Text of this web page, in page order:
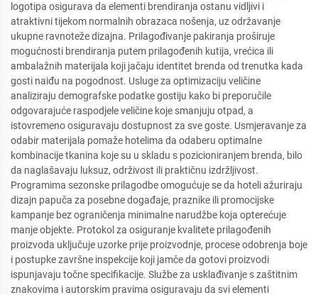
logotipa osigurava da elementi brendiranja ostanu vidljivi i
atraktivni tijekom normalnih obrazaca nošenja, uz održavanje
ukupne ravnoteže dizajna. Prilagođivanje pakiranja proširuje
mogućnosti brendiranja putem prilagođenih kutija, vrećica ili
ambalažnih materijala koji jačaju identitet brenda od trenutka kada
gosti naiđu na pogodnost. Usluge za optimizaciju veličine
analiziraju demografske podatke gostiju kako bi preporučile
odgovarajuće raspodjele veličine koje smanjuju otpad, a
istovremeno osiguravaju dostupnost za sve goste. Usmjeravanje za
odabir materijala pomaže hotelima da odaberu optimalne
kombinacije tkanina koje su u skladu s pozicioniranjem brenda, bilo
da naglašavaju luksuz, održivost ili praktičnu izdržljivost.
Programima sezonske prilagodbe omogućuje se da hoteli ažuriraju
dizajn papuča za posebne događaje, praznike ili promocijske
kampanje bez ograničenja minimalne narudžbe koja opterećuje
manje objekte. Protokol za osiguranje kvalitete prilagođenih
proizvoda uključuje uzorke prije proizvodnje, procese odobrenja boje
i postupke završne inspekcije koji jamče da gotovi proizvodi
ispunjavaju točne specifikacije. Službe za usklađivanje s zaštitnim
znakovima i autorskim pravima osiguravaju da svi elementi